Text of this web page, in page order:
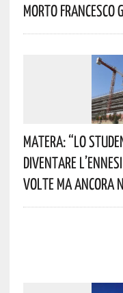
Morto Francesco
Matera: “Lo
Diventare
Volte Ma Ancora